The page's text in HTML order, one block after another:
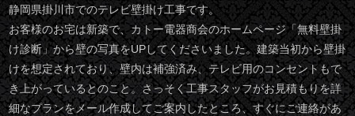
静岡県掛川市でのテレビ壁掛け工事です。
お客様のお宅は新築で、カトー電器商会のホームページ「無料壁掛
け診断」から壁の写真をUPしてくださいました。建築当初から壁掛
けを想定されており、壁内は補強済み、テレビ用のコンセントもで
き上がっているとのこと。さっそく工事スタッフがお見積もりを詳
細なプランをメール作成してご案内したところ、すぐにご連絡があ